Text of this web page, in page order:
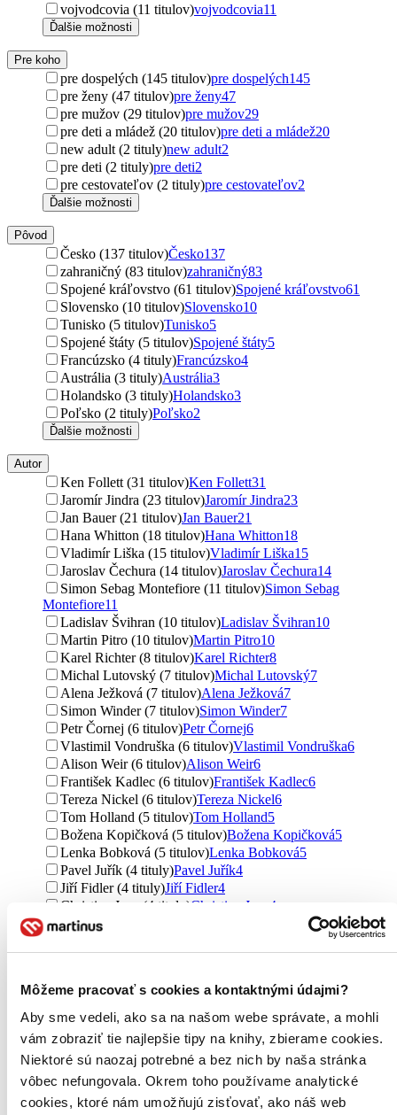
Môžeme pracovať s cookies a kontaktnými údajmi?
Aby sme vedeli, ako sa na našom webe správate, a mohli
vám zobraziť tie najlepšie tipy na knihy, zbierame cookies.
Niektoré sú naozaj potrebné a bez nich by naša stránka
vôbec nefungovala. Okrem toho používame analytické
cookies, ktoré nám umožňujú zisťovať, ako náš web
vojvodcovia (11 titulov)vojvodcovia11
Ďalšie možnosti
Pre koho
pre dospelých (145 titulov)pre dospelých145
pre ženy (47 titulov)pre ženy47
pre mužov (29 titulov)pre mužov29
pre deti a mládež (20 titulov)pre deti a mládež20
new adult (2 tituly)new adult2
pre deti (2 tituly)pre deti2
pre cestovateľov (2 tituly)pre cestovateľov2
Ďalšie možnosti
Pôvod
Česko (137 titulov)Česko137
zahraničný (83 titulov)zahraničný83
Spojené kráľovstvo (61 titulov)Spojené kráľovstvo61
Slovensko (10 titulov)Slovensko10
Tunisko (5 titulov)Tunisko5
Spojené štáty (5 titulov)Spojené štáty5
Francúzsko (4 tituly)Francúzsko4
Austrália (3 tituly)Austrália3
Holandsko (3 tituly)Holandsko3
Poľsko (2 tituly)Poľsko2
Ďalšie možnosti
Autor
Ken Follett (31 titulov)Ken Follett31
Jaromír Jindra (23 titulov)Jaromír Jindra23
Jan Bauer (21 titulov)Jan Bauer21
Hana Whitton (18 titulov)Hana Whitton18
Vladimír Liška (15 titulov)Vladimír Liška15
Jaroslav Čechura (14 titulov)Jaroslav Čechura14
Simon Sebag Montefiore (11 titulov)Simon Sebag
Montefiore11
Ladislav Švihran (10 titulov)Ladislav Švihran10
Martin Pitro (10 titulov)Martin Pitro10
Karel Richter (8 titulov)Karel Richter8
Michal Lutovský (7 titulov)Michal Lutovský7
Alena Ježková (7 titulov)Alena Ježková7
Simon Winder (7 titulov)Simon Winder7
Petr Čornej (6 titulov)Petr Čornej6
Vlastimil Vondruška (6 titulov)Vlastimil Vondruška6
Alison Weir (6 titulov)Alison Weir6
František Kadlec (6 titulov)František Kadlec6
Tereza Nickel (6 titulov)Tereza Nickel6
Tom Holland (5 titulov)Tom Holland5
Božena Kopičková (5 titulov)Božena Kopičková5
Lenka Bobková (5 titulov)Lenka Bobková5
Pavel Juřík (4 tituly)Pavel Juřík4
Jiří Fidler (4 tituly)Jiří Fidler4
Christian Jacq (4 tituly)Christian Jacq
4
Jack Weatherford (4 tituly)
4
Bernard Lecomte (4 tituly)Bernard Lecomte4
Ďalšie možnosti
Územie
Čechy, Morava a Sliezsko (163 titulov)Čechy, Morava a
Sliezsko163
Európa (71 titulov)Európa 71